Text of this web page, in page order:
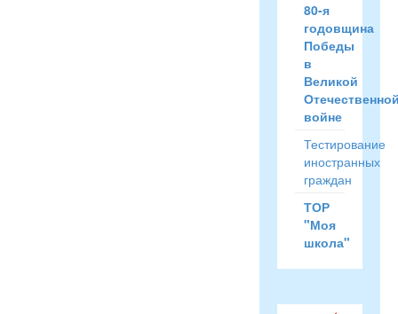
80-я
годовщина
Победы
в
Великой
войне
Тестирование
иностранных
граждан
ТОР
"Моя
школа"